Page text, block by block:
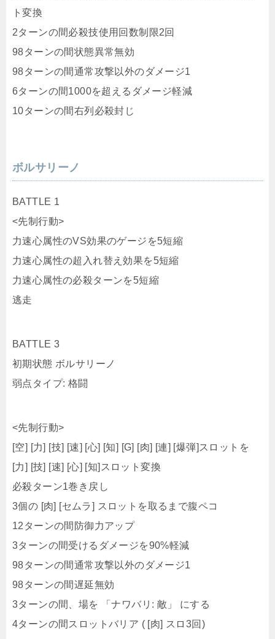
98ターンの間通常攻撃以外のダメージ1
6ターンの間1000を超えるダメージ軽減
10ターンの間右列必殺封じ
力速心属性のVS効果のゲージを5短縮
力速心属性の超入れ替え効果を5短縮
力速心属性の必殺ターンを5短縮
逃走
BATTLE 3
初期状態 ボルサリーノ
<先制行動>
[空] [力] [技] [速] [心] [知] [G] [肉] [連] [爆弾]スロットを
必殺ターン1巻き戻し
3個の [肉] [セムラ] スロットを取るまで腹ペコ
12ターンの間防御力アップ
3ターンの間受けるダメージを90%軽減
98ターンの間通常攻撃以外のダメージ1
98ターンの間遅延無効
3ターンの間、場を 「ナワバリ: 敵」 にする
4ターンの間スロットバリア ( [肉] スロ3回)